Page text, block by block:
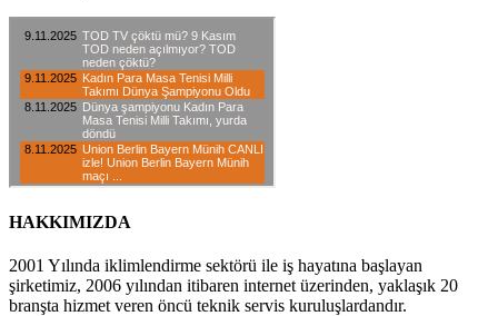
HAKKIMIZDA
2001 Yılında iklimlendirme sektörü ile iş hayatına başlayan
şirketimiz, 2006 yılından itibaren internet üzerinden, yaklaşık 20
branşta hizmet veren öncü teknik servis kuruluşlardandır.